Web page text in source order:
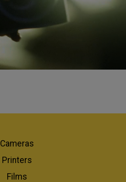
Cameras
Printers
Films